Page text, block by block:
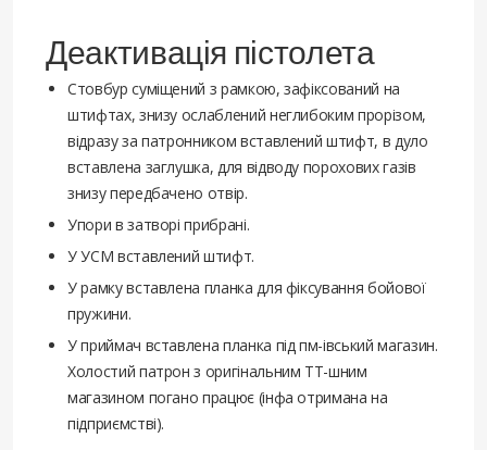
Деактивація пістолета
Стовбур суміщений з рамкою, зафіксований на
штифтах, знизу ослаблений неглибоким прорізом,
відразу за патронником вставлений штифт, в дуло
вставлена заглушка, для відводу порохових газів
знизу передбачено отвір.
Упори в затворі прибрані.
У УСМ вставлений штифт.
У рамку вставлена планка для фіксування бойової
пружини.
У приймач вставлена планка під пм-івський магазин.
Холостий патрон з оригінальним ТТ-шним
магазином погано працює (інфа отримана на
підприємстві).